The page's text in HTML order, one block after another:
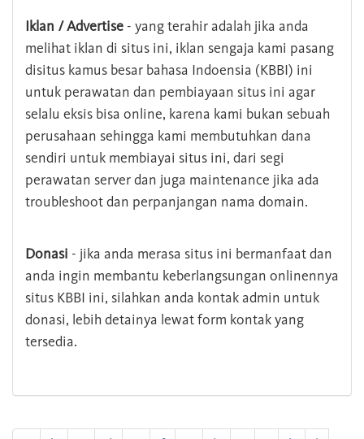
Iklan / Advertise - yang terahir adalah jika anda
melihat iklan di situs ini, iklan sengaja kami pasang
disitus kamus besar bahasa Indoensia (KBBI) ini
untuk perawatan dan pembiayaan situs ini agar
selalu eksis bisa online, karena kami bukan sebuah
perusahaan sehingga kami membutuhkan dana
sendiri untuk membiayai situs ini, dari segi
perawatan server dan juga maintenance jika ada
troubleshoot dan perpanjangan nama domain.
Donasi - jika anda merasa situs ini bermanfaat dan
anda ingin membantu keberlangsungan onlinennya
situs KBBI ini, silahkan anda kontak admin untuk
donasi, lebih detainya lewat form kontak yang
tersedia.